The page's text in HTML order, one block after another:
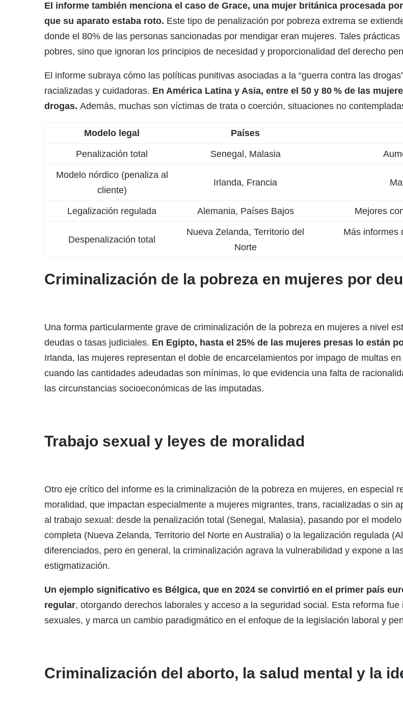
El informe también menciona el caso de Grace, una mujer británica procesada
que su aparato estaba roto. Este tipo de penalización por pobreza extrema se
donde el 80% de las personas sancionadas por mendigar eran mujeres. Tales
pobres, sino que ignoran los principios de necesidad y proporcionalidad del derecho
El informe subraya cómo las políticas punitivas asociadas a la “guerra contra las
racializadas y cuidadoras. En América Latina y Asia, entre el 50 y 80 % de las
drogas. Además, muchas son víctimas de trata o coerción, situaciones no
Modelo legal Países
Penalización total Senegal, Malasia
Modelo nórdico (penaliza al
cliente)
Irlanda, Francia
Legalización regulada Alemania, Países Bajos Mejores
Despenalización total
Nueva Zelanda, Territorio del
Norte
Más informes
Criminalización de la pobreza en mujeres por
Una forma particularmente grave de criminalización de la pobreza en mujeres a nivel
deudas o tasas judiciales. En Egipto, hasta el 25% de las mujeres presas lo están
Irlanda, las mujeres representan el doble de encarcelamientos por impago de multas
cuando las cantidades adeudadas son mínimas, lo que evidencia una falta de
las circunstancias socioeconómicas de las imputadas.
Trabajo sexual y leyes de moralidad
Otro eje crítico del informe es la criminalización de la pobreza en mujeres, en especial
moralidad, que impactan especialmente a mujeres migrantes, trans, racializadas o sin
al trabajo sexual: desde la penalización total (Senegal, Malasia), pasando por el
completa (Nueva Zelanda, Territorio del Norte en Australia) o la legalización regulada
diferenciados, pero en general, la criminalización agrava la vulnerabilidad y expone a
estigmatización.
Un ejemplo significativo es Bélgica, que en 2024 se convirtió en el primer país
regular, otorgando derechos laborales y acceso a la seguridad social. Esta reforma
sexuales, y marca un cambio paradigmático en el enfoque de la legislación laboral y
Criminalización del aborto, la salud mental y la